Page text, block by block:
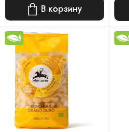
В корзину